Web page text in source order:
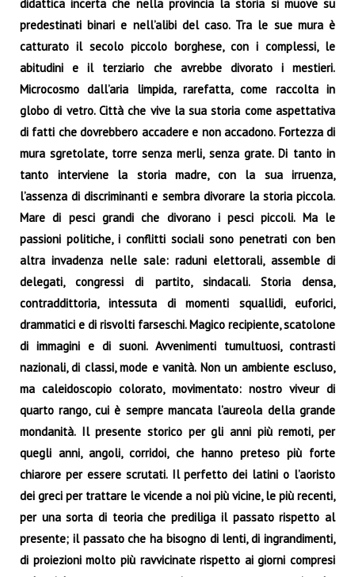
didattica incerta che nella provincia la storia si muove su
predestinati binari e nell’alibi del caso. Tra le sue mura è
catturato il secolo piccolo borghese, con i complessi, le
abitudini e il terziario che avrebbe divorato i mestieri.
Microcosmo dall’aria limpida, rarefatta, come raccolta in
globo di vetro. Città che vive la sua storia come aspettativa
di fatti che dovrebbero accadere e non accadono. Fortezza di
mura sgretolate, torre senza merli, senza grate. Di tanto in
tanto interviene la storia madre, con la sua irruenza,
l’assenza di discriminanti e sembra divorare la storia piccola.
Mare di pesci grandi che divorano i pesci piccoli. Ma le
passioni politiche, i conflitti sociali sono penetrati con ben
altra invadenza nelle sale: raduni elettorali, assemble di
delegati, congressi di partito, sindacali. Storia densa,
contraddittoria, intessuta di momenti squallidi, euforici,
drammatici e di risvolti farseschi. Magico recipiente, scatolone
di immagini e di suoni. Avvenimenti tumultuosi, contrasti
nazionali, di classi, mode e vanità. Non un ambiente escluso,
ma caleidoscopio colorato, movimentato: nostro viveur di
quarto rango, cui è sempre mancata l’aureola della grande
mondanità. Il presente storico per gli anni più remoti, per
quegli anni, angoli, corridoi, che hanno preteso più forte
chiarore per essere scrutati. Il perfetto dei latini o l’aoristo
dei greci per trattare le vicende a noi più vicine, le più recenti,
per una sorta di teoria che prediliga il passato rispetto al
presente; il passato che ha bisogno di lenti, di ingrandimenti,
di proiezioni molto più ravvicinate rispetto ai giorni compresi